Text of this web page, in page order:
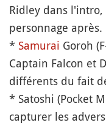
Ridley dans
personnage après.
* Samurai Goroh
Captain Falcon et
différents du fait
* Satoshi (Pocket
capturer les